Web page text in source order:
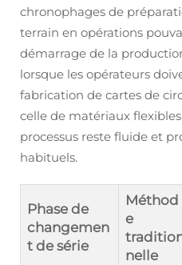
chronophages de
terrain en opérations
démarrage de la
lorsque les opérateurs
fabrication de cartes de
celle de matériaux
processus reste fluide et
habituels.
Phase de
changemen
t de série
Méthod
e
nelle